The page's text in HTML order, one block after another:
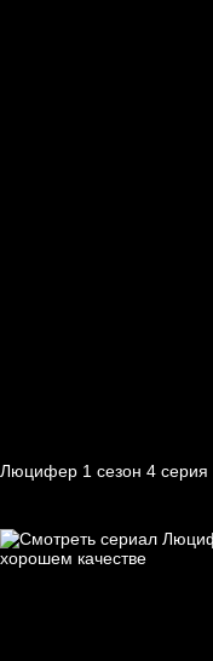
Люцифер 1 cезон 4 cерия